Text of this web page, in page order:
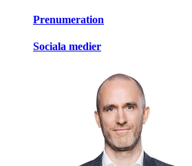
Prenumeration
Sociala medier